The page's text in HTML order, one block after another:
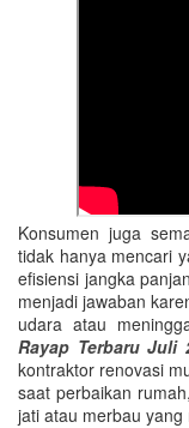
Konsumen juga
tidak hanya mencari
efisiensi jangka
menjadi jawaban
udara atau
Rayap Terbaru Juli
kontraktor renovasi
saat perbaikan
jati atau merbau